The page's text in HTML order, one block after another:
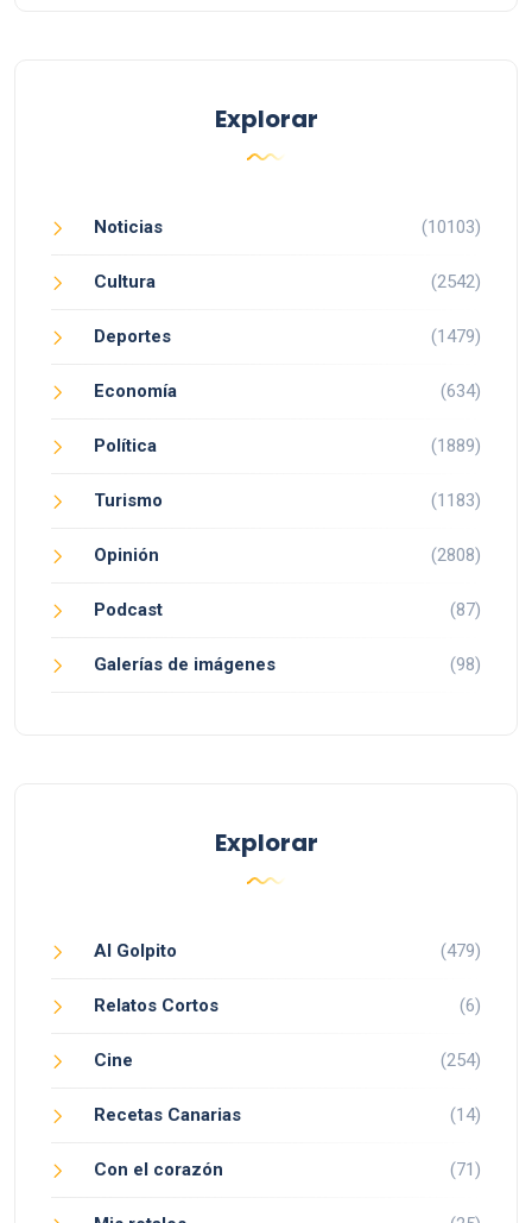
Explorar
Noticias (10103)
Cultura (2542)
Deportes (1479)
Economía (634)
Política (1889)
Turismo (1183)
Opinión (2808)
Podcast (87)
Galerías de imágenes (98)
Explorar
Al Golpito (479)
Relatos Cortos (6)
Cine (254)
Recetas Canarias (14)
Con el corazón (71)